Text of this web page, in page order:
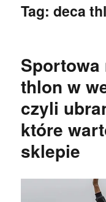
Tag:deca
Sportowa
thlon w
czyli
które
sklepie